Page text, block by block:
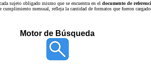
sujeto obligado mismo que se encuentra en el documento de
mensual, refleja la cantidad de formatos que fueron
Motor de Búsqueda